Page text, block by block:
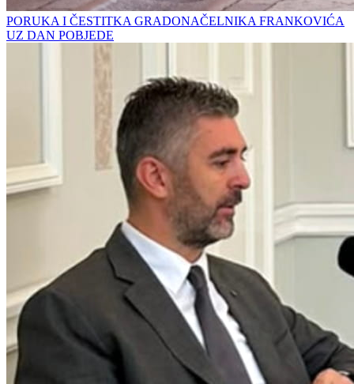
PORUKA I ČESTITKA GRADONAČELNIKA FRANKOVIĆA
UZ DAN POBJEDE